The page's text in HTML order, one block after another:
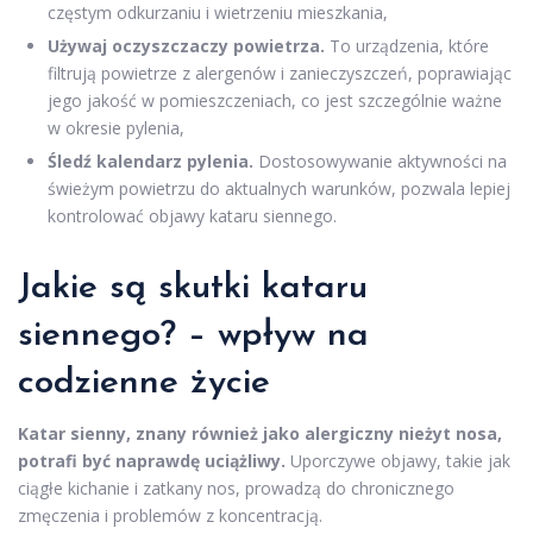
częstym odkurzaniu i wietrzeniu mieszkania,
Używaj oczyszczaczy powietrza. To urządzenia, które
filtrują powietrze z alergenów i zanieczyszczeń, poprawiając
jego jakość w pomieszczeniach, co jest szczególnie ważne
w okresie pylenia,
Śledź kalendarz pylenia. Dostosowywanie aktywności na
świeżym powietrzu do aktualnych warunków, pozwala lepiej
kontrolować objawy kataru siennego.
Jakie są skutki kataru
siennego? – wpływ na
codzienne życie
Katar sienny, znany również jako alergiczny nieżyt nosa,
potrafi być naprawdę uciążliwy. Uporczywe objawy, takie jak
ciągłe kichanie i zatkany nos, prowadzą do chronicznego
zmęczenia i problemów z koncentracją.